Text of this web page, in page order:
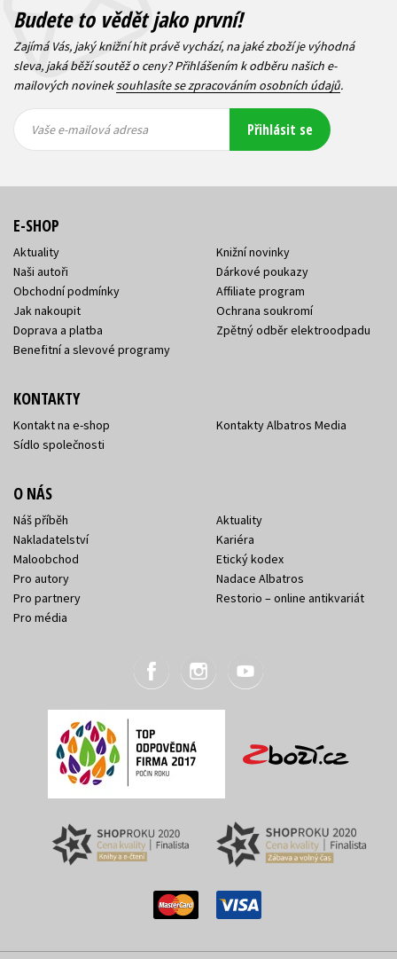
Budete to vědět jako první!
Zajímá Vás, jaký knižní hit právě vychází, na jaké zboží je výhodná
sleva, jaká běží soutěž o ceny? Přihlášením k odběru našich e-
mailových novineksouhlasíte se zpracováním osobních údajů.
mailová
mailová
Vaše e-mailová adresa Přihlásit se
E-SHOP
Aktuality
Naši autoři
Obchodní podmínky
Jak nakoupit
Doprava a platba
Benefitní a slevové programy
Knižní novinky
Dárkové poukazy
Affiliate program
Ochrana soukromí
Zpětný odběr elektroodpadu
KONTAKTY
Kontakt na e-shop
Sídlo společnosti
Kontakty Albatros Media
O NÁS
Náš příběh
Nakladatelství
Maloobchod
Pro autory
Pro partnery
Pro média
Aktuality
Kariéra
Etický kodex
Nadace Albatros
Restorio – online antikvariát